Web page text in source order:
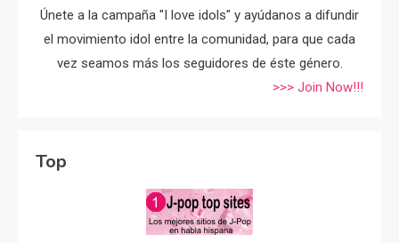
Únete a la campaña "I love idols" y ayúdanos a difundir
el movimiento idol entre la comunidad, para que cada
vez seamos más los seguidores de éste género.
>>> Join Now!!!
Top